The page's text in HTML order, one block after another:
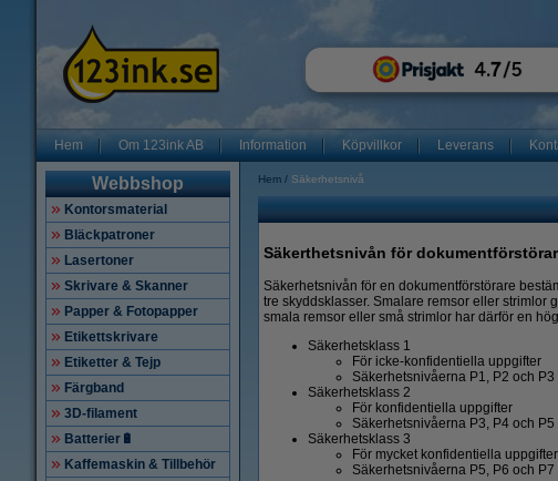
Hem Om 123ink AB Information Köpvillkor Leverans
Webbshop
Kontorsmaterial
Bläckpatroner
Lasertoner
Skrivare & Skanner
Papper & Fotopapper
Etikettskrivare
Etiketter & Tejp
Färgband
3D-filament
Batterier🔋
Kaffemaskin & Tillbehör
Hem Säkerhetsnivå
Säkerthetsnivån för
Säkerhetsnivån för en dokumentförstörare
tre skyddsklasser. Smalare remsor eller strimlor
smala remsor eller små strimlor har därför en
Säkerhetsklass 1
För icke-konfidentiella uppgifter
Säkerhetsnivåerna P1, P2 och P3
Säkerhetsklass 2
För konfidentiella uppgifter
Säkerhetsnivåerna P3, P4 och P5
Säkerhetsklass 3
För mycket konfidentiella uppgifter
Säkerhetsnivåerna P5, P6 och P7